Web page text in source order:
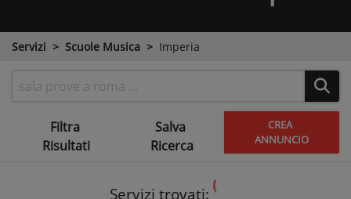
Servizi Scuole Musica Imperia
Filtra
Risultati
Salva
Ricerca
CREA
ANNUNCIO
Servizi trovati: